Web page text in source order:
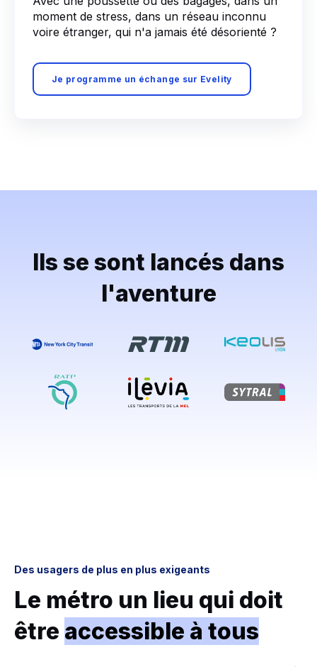
moment de stress, dans un réseau inconnu
voire étranger, qui n'a jamais été désorienté ?
Je programme un échange sur Evelity
Ils se sont lancés dans
l'aventure
Des usagers de plus en plus exigeants
Le métro un lieu qui doit
être accessible à tous